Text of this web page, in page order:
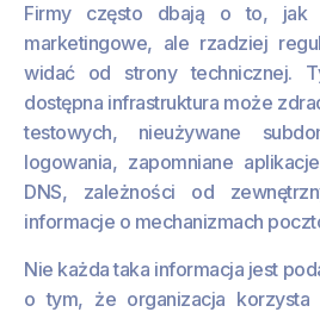
Firmy często dbają o to, jak
marketingowe, ale rzadziej
widać od strony technicznej.
dostępna infrastruktura może
testowych, nieużywane
logowania, zapomniane
DNS, zależności od
informacje o mechanizmach
Nie każda taka informacja jest
o tym, że organizacja korzysta